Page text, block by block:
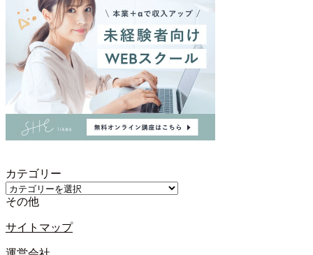
カテゴリー
カ
テ
リ
ー
その他
サイトマップ